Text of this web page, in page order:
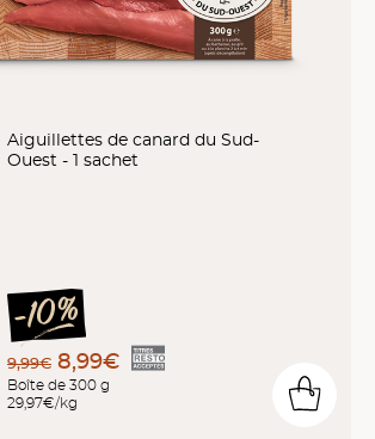
Aiguillettes de canard du Sud-
Ouest - 1 sachet
9,99€ 8,99€
Boîte de 300 g
29,97€/kg